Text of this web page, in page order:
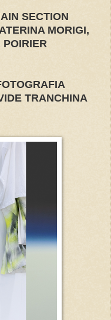
SECTION
MORIGI,
POIRIER
TRANCHINA